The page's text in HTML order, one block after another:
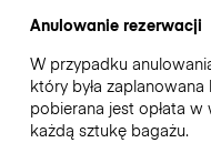
Anulowanie rezerwacji
W przypadku
który była
pobierana jest opłata
każdą sztukę bagażu.